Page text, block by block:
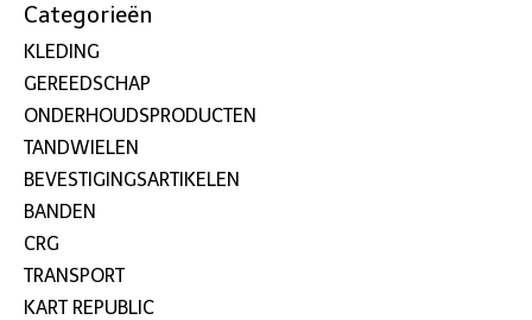
Categorieën
KLEDING
GEREEDSCHAP
ONDERHOUDSPRODUCTEN
TANDWIELEN
BEVESTIGINGSARTIKELEN
BANDEN
CRG
TRANSPORT
KART REPUBLIC